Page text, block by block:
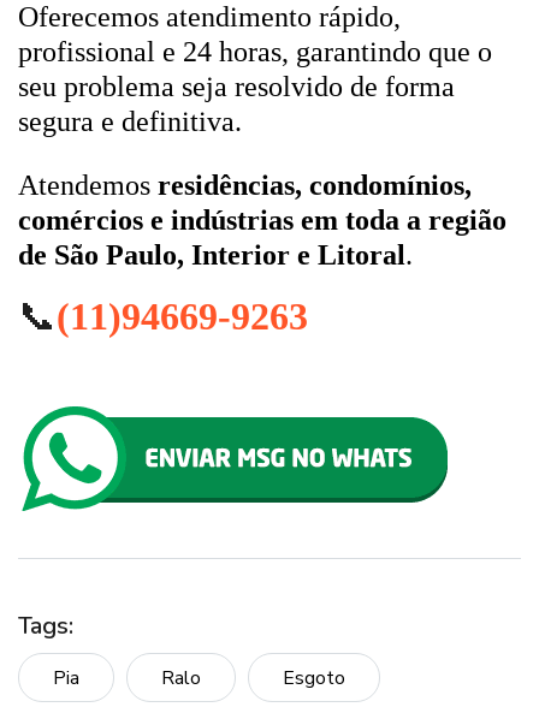
Oferecemos atendimento rápido,
profissional e 24 horas, garantindo que o
seu problema seja resolvido de forma
segura e definitiva.
Atendemos residências, condomínios,
comércios e indústrias em toda a região
de São Paulo, Interior e Litoral.
📞(11)94669-9263
Tags:
Pia Ralo Esgoto